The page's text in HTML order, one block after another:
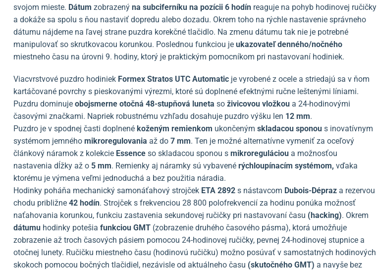
svojom mieste. Dátum zobrazený na subciferníku na pozícii 6 hodín reaguje na pohyb hodinovej ručičky
a dokáže sa spolu s ňou nastaviť dopredu alebo dozadu. Okrem toho na rýchle nastavenie správneho
dátumu nájdeme na ľavej strane puzdra korekčné tlačidlo. Na zmenu dátumu tak nie je potrebné
manipulovať so skrutkovacou korunkou. Poslednou funkciou je ukazovateľ denného/nočného
miestneho času na úrovni 9. hodiny, ktorý je praktickým pomocníkom pri nastavovaní hodiniek.
Viacvrstvové puzdro hodiniek Formex Stratos UTC Automatic je vyrobené z ocele a striedajú sa v ňom
kartáčované povrchy s pieskovanými výrezmi, ktoré sú doplnené efektnými ručne leštenými líniami.
Puzdru dominuje obojsmerne otočná 48-stupňová luneta so živicovou vložkou a 24-hodinovými
časovými značkami. Napriek robustnému vzhľadu dosahuje puzdro výšku len 12 mm.
Puzdro je v spodnej časti doplnené koženým remienkom ukončeným skladacou sponou s inovatívnym
systémom jemného mikroregulovania až do 7 mm. Ten je možné alternatívne vymeniť za oceľový
článkový náramok z kolekcie Essence so skladacou sponou s mikroreguláciou a možnosťou
nastavenia dĺžky až o 5 mm. Remienky aj náramky sú vybavené rýchloupínacím systémom, vďaka
ktorému je výmena veľmi jednoduchá a bez použitia náradia.
Hodinky poháňa mechanický samonáťahový strojček ETA 2892 s nástavcom Dubois-Dépraz a rezervou
chodu približne 42 hodín. Strojček s frekvenciou 28 800 polofrekvencií za hodinu ponúka možnosť
naťahovania korunkou, funkciu zastavenia sekundovej ručičky pri nastavovaní času (hacking). Okrem
dátumu hodinky potešia funkciou GMT (zobrazenie druhého časového pásma), ktorá umožňuje
zobrazenie až troch časových pásiem pomocou 24-hodinovej ručičky, pevnej 24-hodinovej stupnice a
otočnej lunety. Ručičku miestneho času (hodinovú ručičku) možno posúvať v samostatných hodinových
skokoch pomocou bočných tlačidiel, nezávisle od aktuálneho času (skutočného GMT) a navyše bez